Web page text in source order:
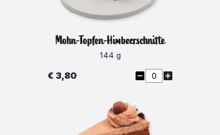
Mohn-Topfen-Himbeerschnitte
144 g
€ 3,80